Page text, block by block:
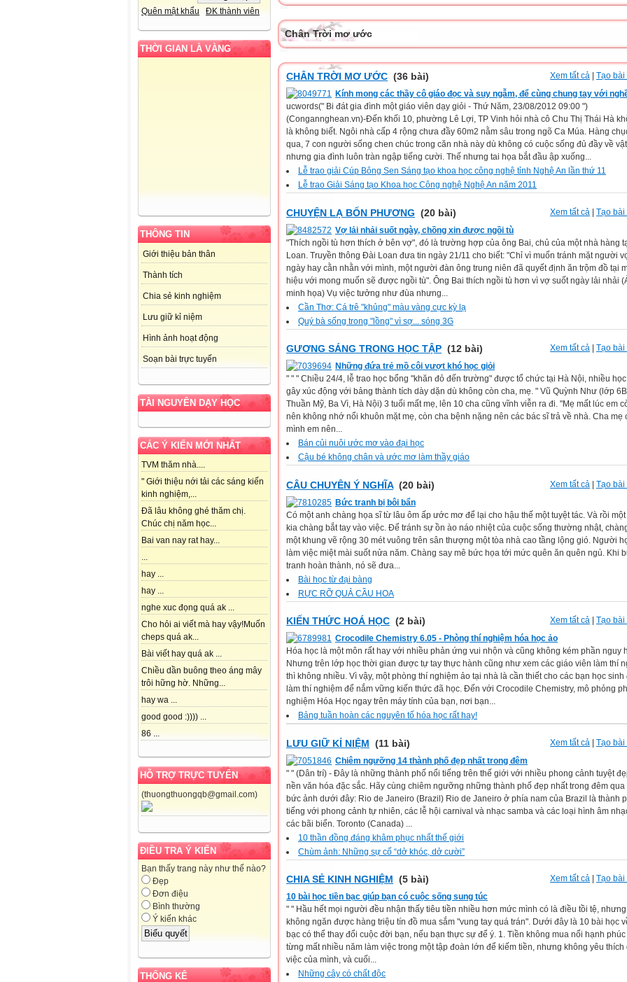
Quên mật khẩu ĐK thành viên
THỜI GIAN LÀ VÀNG
THÔNG TIN
Giới thiệu bản thân
Thành tích
Chia sẻ kinh nghiệm
Lưu giữ kỉ niệm
Hình ảnh hoạt động
Soạn bài trực tuyến
TÀI NGUYÊN DẠY HỌC
CÁC Ý KIẾN MỚI NHẤT
TVM thăm nhà....
" Giới thiệu nới tải các sáng kiến
kinh nghiệm,...
Đã lâu không ghé thăm chị.
Chúc chị năm học...
Bai van nay rat hay...
...
hay ...
hay ...
nghe xuc đọng quá ak ...
Cho hỏi ai viết mà hay vậy!Muốn
cheps quá ak...
Bài viết hay quá ak ...
Chiều dần buông theo áng mây
trôi hững hờ. Những...
hay wa ...
good good :)))) ...
86 ...
HỖ TRỢ TRỰC TUYẾN
(thuongthuongqb@gmail.com)
ĐIỀU TRA Ý KIẾN
Bạn thấy trang này như thế nào?
Đẹp
Đơn điệu
Bình thường
Ý kiến khác
THỐNG KÊ
Chân Trời mơ ước
Xem tất cả Tạo bài
CHÂN TRỜI MƠ ƯỚC (36 bài)
Kính mong các thầy cô giáo đọc và suy ngẫm, để cùng chung tay với
ucwords(" Bi đát gia đình một giáo viên dạy giỏi - Thứ Năm, 23/08/2012 09:00 ")
(Congannghean.vn)-Đến khối 10, phường Lê Lợi, TP Vinh hỏi nhà cô Chu Thị Thái Hà
là không biết. Ngôi nhà cấp 4 rộng chưa đầy 60m2 nằm sâu trong ngõ Ca Múa. Hàng
qua, 7 con người sống chen chúc trong căn nhà này dù không có cuộc sống đủ đầy về
nhưng gia đình luôn tràn ngập tiếng cười. Thế nhưng tai họa bắt đầu ập xuống...
Lễ trao giải Cúp Bông Sen Sáng tạo khoa học công nghệ tỉnh Nghệ An lần thứ 11
Lễ trao Giải Sáng tạo Khoa học Công nghệ Nghệ An năm 2011
Xem tất cả | Tạo bài
CHUYỆN LẠ BỐN PHƯƠNG (20 bài)
Vợ lải nhải suốt ngày, chồng xin được ngồi tù
"Thích ngồi tù hơn thích ở bên vợ", đó là trường hợp của ông Bai, chủ của một nhà hàng
Loan. Truyền thông Đài Loan đưa tin ngày 21/11 cho biết: "Chỉ vì muốn tránh mặt người
ngày hay cằn nhằn với mình, một người đàn ông trung niên đã quyết định ăn trộm đồ tại
hiệu với mong muốn sẽ được ngồi tù". Ông Bai thích ngồi tù hơn vì vợ suốt ngày lải nhải
minh họa) Vụ việc tưởng như đùa nhưng...
Cần Thơ: Cá trê "khủng" màu vàng cực kỳ lạ
Quý bà sống trong "lồng" vì sợ... sóng 3G
Xem tất cả Tạo bài
GƯƠNG SÁNG TRONG HỌC TẬP (12 bài)
Những đứa trẻ mồ côi vượt khó học giỏi
" " " Chiều 24/4, lễ trao học bổng "khăn đỏ đến trường" được tổ chức tại Hà Nội, nhiều
gây xúc động với bảng thành tích dày dặn dù không còn cha, mẹ. " Vũ Quỳnh Như (lớp
Thuần Mỹ, Ba Vì, Hà Nội) 3 tuổi mất mẹ, lên 10 cha cũng vĩnh viễn ra đi. "Mẹ mất lúc em
nên không nhớ nổi khuôn mặt mẹ, còn cha bệnh nặng nên các bác sĩ trả về nhà. Cha mẹ
mình em nên...
Bán củi nuôi ước mơ vào đại học
Cậu bé không chân và ước mơ làm thầy giáo
Xem tất cả | Tạo bài
CÂU CHUYÊN Ý NGHĨA (20 bài)
Bức tranh bị bôi bẩn
Có một anh chàng họa sĩ từ lâu ôm ấp ước mơ để lại cho hậu thế một tuyệt tác. Và rồi
kia chàng bắt tay vào việc. Ðể tránh sự ồn ào náo nhiệt của cuộc sống thường nhật,
một khung vẽ rộng 30 mét vuông trên sân thượng một tòa nhà cao tầng lộng gió. Người
làm việc miệt mài suốt nửa năm. Chàng say mê bức họa tới mức quên ăn quên ngủ. Khi
tranh hoàn thành, nó sẽ đưa...
Bài học từ đại bàng
RỰC RỠ QUẢ CẦU HOA
Xem tất cả Tạo bài
KIẾN THỨC HOÁ HỌC (2 bài)
Crocodile Chemistry 6.05 - Phòng thí nghiệm hóa học ảo
Hóa học là một môn rất hay với nhiều phản ứng vui nhộn và cũng không kém phần nguy
Nhưng trên lớp học thời gian được tự tay thực hành cũng như xem các giáo viên làm thí
thì không nhiều. Vì vậy, một phòng thí nghiệm ảo tại nhà là cần thiết cho các bạn học
làm thí nghiệm để nắm vững kiến thức đã học. Đến với Crocodile Chemistry, mô phỏng
nghiệm Hóa Học ngay trên máy tính của bạn, nơi bạn...
Bảng tuần hoàn các nguyên tố hóa học rất hay!
Xem tất cả | Tạo bài
LƯU GIỮ KỈ NIỆM (11 bài)
Chiêm ngưỡng 14 thành phố đẹp nhất trong đêm
" " (Dân trí) - Đây là những thành phố nổi tiếng trên thế giới với nhiều phong cảnh tuyệt
nền văn hóa đặc sắc. Hãy cùng chiêm ngưỡng những thành phố đẹp nhất trong đêm
bức ảnh dưới đây: Rio de Janeiro (Brazil) Rio de Janeiro ở phía nam của Brazil là thành
tiếng với phong cảnh tự nhiên, các lễ hội carnival và nhạc samba và các loại hình âm
các bãi biển. Toronto (Canada) ...
10 thần đồng đáng khâm phục nhất thế giới
Chùm ảnh: Những sự cố “dở khóc, dở cười”
Xem tất cả Tạo bài
CHIA SẺ KINH NGHIỆM (5 bài)
10 bài học tiền bạc giúp bạn có cuộc sống sung túc
" " Hầu hết mọi người đều nhận thấy tiêu tiền nhiều hơn mức mình có là điều tồi tệ,
không ngăn được hàng triệu tín đồ mua sắm "vung tay quá trán". Dưới đây là 10 bài học
bạc có thể thay đổi cuộc đời bạn, nếu bạn thực sự để ý. 1. Tiền không mua nổi hạnh phúc
từng mất nhiều năm làm việc trong một tập đoàn lớn để kiếm tiền, nhưng không yêu thích
việc của mình, và cuối...
Những cây có chất độc